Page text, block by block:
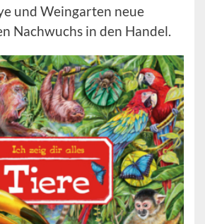
und Weingarten neue
Nachwuchs in den Handel.